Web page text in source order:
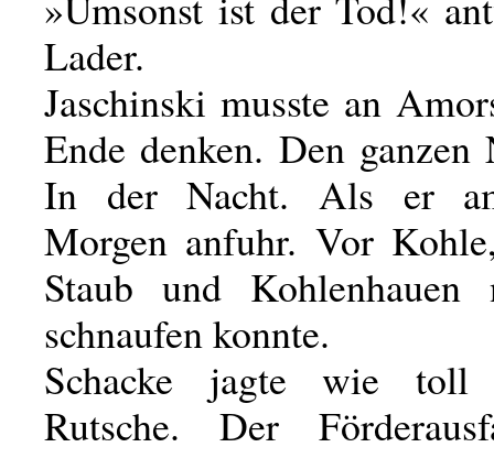
Lader.
Jaschinski musste an
Ende denken. Den ganzen
In der Nacht. Als er
Morgen anfuhr. Vor
Staub und Kohlenhauen
schnaufen konnte.
Schacke jagte wie
Rutsche. Der